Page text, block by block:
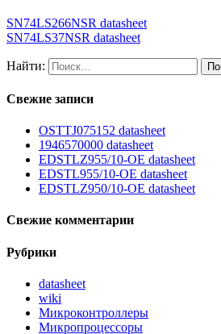
SN74LS266NSR datasheet
SN74LS37NSR datasheet
Найти:
Свежие записи
OSTTJ075152 datasheet
1946570000 datasheet
EDSTLZ955/10-OE datasheet
EDSTL955/10-OE datasheet
EDSTLZ950/10-OE datasheet
Свежие комментарии
Рубрики
datasheet
wiki
Микроконтроллеры
Микропроцессоры